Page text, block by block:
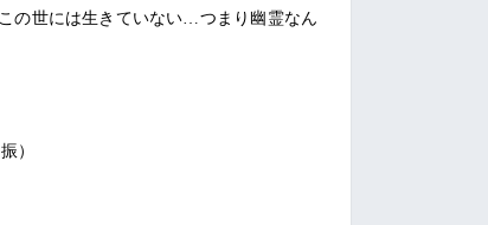
の世には生きていない…つまり幽霊なん
）